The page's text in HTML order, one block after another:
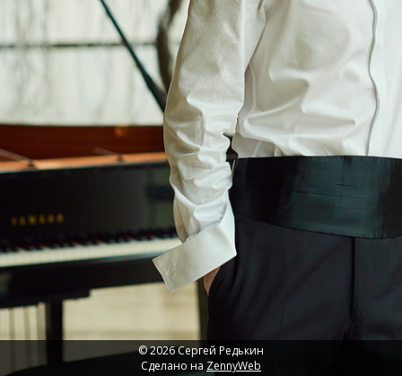
© 2026 Сергей Редькин
Сделано на ZennyWeb